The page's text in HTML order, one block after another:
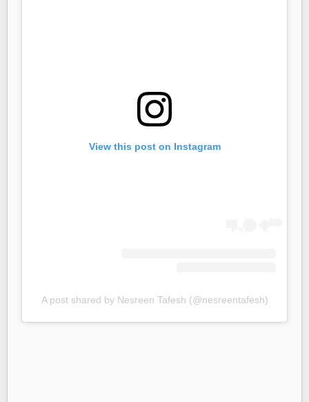
View this post on Instagram
A post shared by Nesreen Tafesh (@nesreentafesh)